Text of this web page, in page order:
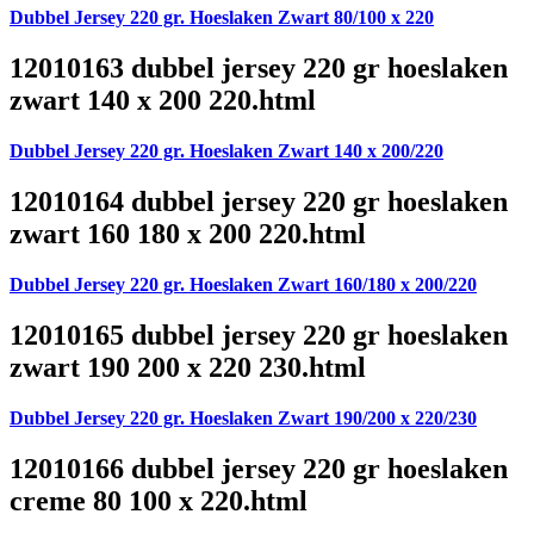
Dubbel Jersey 220 gr. Hoeslaken Zwart 80/100 x 220
12010163 dubbel jersey 220 gr hoeslaken
zwart 140 x 200 220.html
Dubbel Jersey 220 gr. Hoeslaken Zwart 140 x 200/220
12010164 dubbel jersey 220 gr hoeslaken
zwart 160 180 x 200 220.html
Dubbel Jersey 220 gr. Hoeslaken Zwart 160/180 x 200/220
12010165 dubbel jersey 220 gr hoeslaken
zwart 190 200 x 220 230.html
Dubbel Jersey 220 gr. Hoeslaken Zwart 190/200 x 220/230
12010166 dubbel jersey 220 gr hoeslaken
creme 80 100 x 220.html